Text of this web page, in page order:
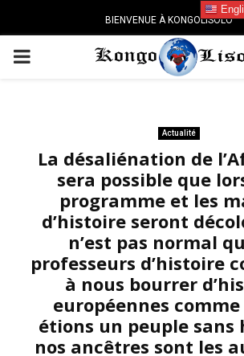
BIENVENUE À KONGOLISOLO
PRIMARY
Actualité
La désaliénation de
sera possible que
programme et les
d’histoire seront
n’est pas normal
professeurs d’histoire
à nous bourrer
européennes
étions un peuple sans
nos ancêtres sont les